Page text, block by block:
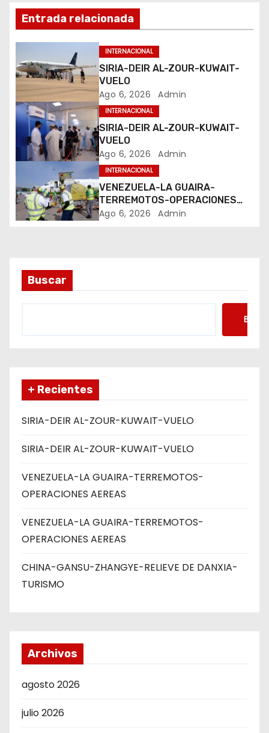
i
n
d
e
e
n
t
Entrada relacionada
INTERNACIONAL
SIRIA-DEIR AL-ZOUR-KUWAIT-
VUELO
Ago 6, 2026 Admin
INTERNACIONAL
SIRIA-DEIR AL-ZOUR-KUWAIT-
VUELO
Ago 6, 2026 Admin
INTERNACIONAL
VENEZUELA-LA GUAIRA-
TERREMOTOS-OPERACIONES
AEREAS
Ago 6, 2026 Admin
Buscar
+ Recientes
SIRIA-DEIR AL-ZOUR-KUWAIT-VUELO
SIRIA-DEIR AL-ZOUR-KUWAIT-VUELO
VENEZUELA-LA GUAIRA-TERREMOTOS-
OPERACIONES AEREAS
VENEZUELA-LA GUAIRA-TERREMOTOS-
OPERACIONES AEREAS
CHINA-GANSU-ZHANGYE-RELIEVE DE DANXIA-
TURISMO
Archivos
agosto 2026
julio 2026